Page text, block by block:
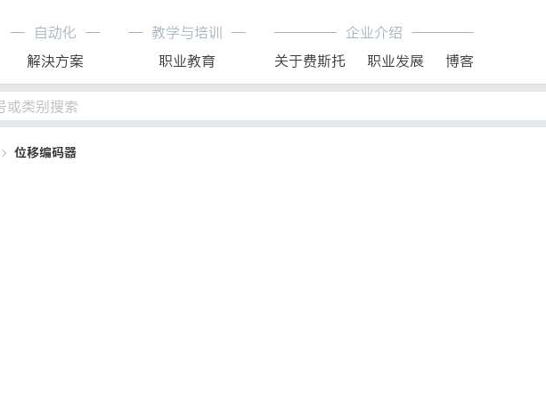
自动化
解決方案
教学与培训
职业教育
企业介绍
关于费斯托
职业发展 博客
位移编码器